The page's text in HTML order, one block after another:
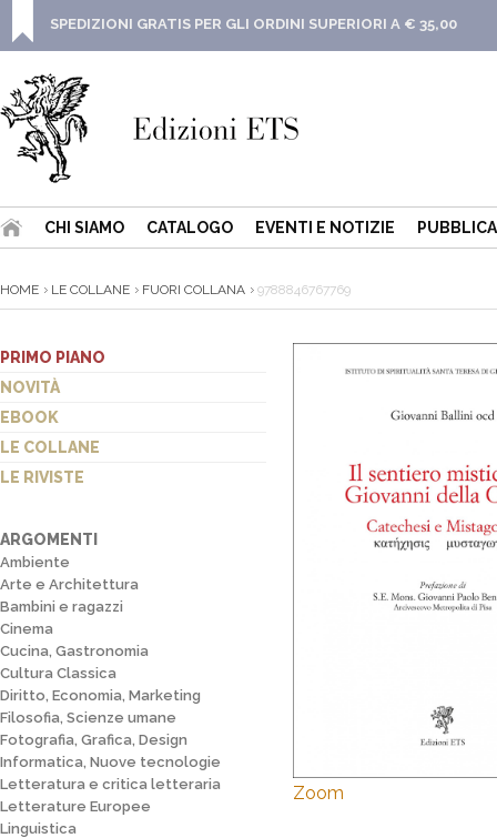
SPEDIZIONI GRATIS PER GLI ORDINI SUPERIORI A € 35,00
CHI SIAMO CATALOGO EVENTI E NOTIZIE
HOME LE COLLANE FUORI COLLANA 9788846767769
PRIMO PIANO
NOVITÀ
EBOOK
LE COLLANE
LE RIVISTE
ARGOMENTI
Ambiente
Arte e Architettura
Bambini e ragazzi
Cinema
Cucina, Gastronomia
Cultura Classica
Diritto, Economia, Marketing
Filosofia, Scienze umane
Fotografia, Grafica, Design
Informatica, Nuove tecnologie
Letteratura e critica letteraria
Letterature Europee
Linguistica
Zoom